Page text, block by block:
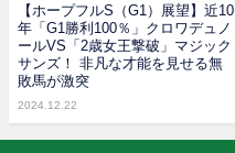
【ホープフルS（G1）展望】近10
年「G1勝利100％」クロワデュノ
ールVS「2歳女王撃破」マジック
サンズ！ 非凡な才能を見せる無
敗馬が激突
2024.12.22